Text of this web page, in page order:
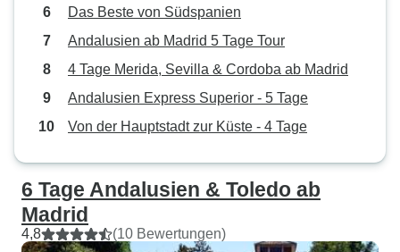
Das Beste von Südspanien
Andalusien ab Madrid 5 Tage Tour
4 Tage Merida, Sevilla & Cordoba ab Madrid
Andalusien Express Superior - 5 Tage
Von der Hauptstadt zur Küste - 4 Tage
6 Tage Andalusien & Toledo ab
Madrid
4,8 (10 Bewertungen)